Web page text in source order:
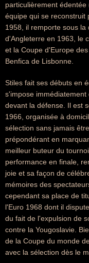
particulièrement
équipe qui se reconstruit
1958, il remporte sous
d'Angleterre en 1963, le
et la Coupe d'Europe
Benfica de Lisbonne.
Stiles fait ses débuts en
s'impose immédiatement
devant la défense. Il est
1966, organisée à
sélection sans jamais
prépondérant en
meilleur buteur du
performance en finale,
joie et sa façon de
mémoires des
cependant sa place de
l'Euro 1968 dont il
du fait de l'expulsion de
contre la Yougoslavie.
de la Coupe du monde
avec la sélection dès le